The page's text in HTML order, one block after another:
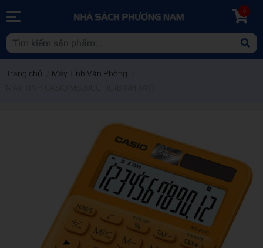
0
Trang chủ Máy Tính Văn Phòng